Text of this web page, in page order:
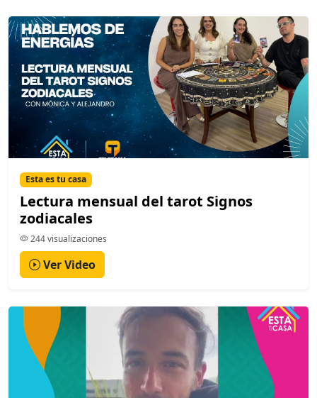
Esta es tu casa
Lectura mensual del tarot Signos
zodiacales
244 visualizaciones
Ver Video